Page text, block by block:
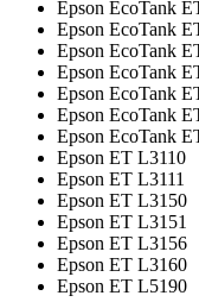
Epson EcoTank
Epson EcoTank
Epson EcoTank
Epson EcoTank
Epson EcoTank
Epson EcoTank
Epson EcoTank
Epson ET L3110
Epson ET L3111
Epson ET L3150
Epson ET L3151
Epson ET L3156
Epson ET L3160
Epson ET L5190